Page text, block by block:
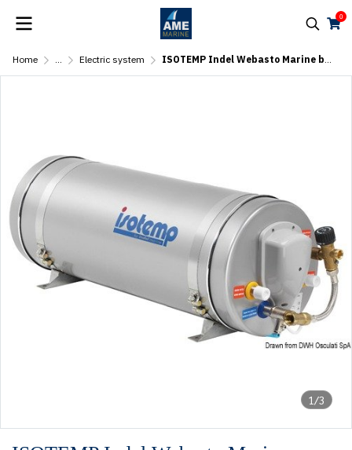
0
Home ... Electric system ISOTEMP Indel Webasto Marine boiler 25 l
1/3